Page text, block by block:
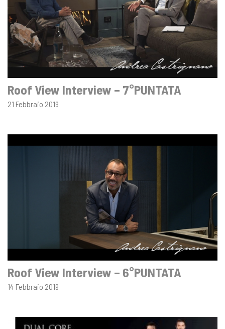
Roof View Interview – 7°PUNTATA
21 Febbraio 2019
Roof View Interview – 6°PUNTATA
14 Febbraio 2019